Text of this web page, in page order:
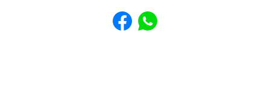
Share to Facebook
Share to WhatsApp